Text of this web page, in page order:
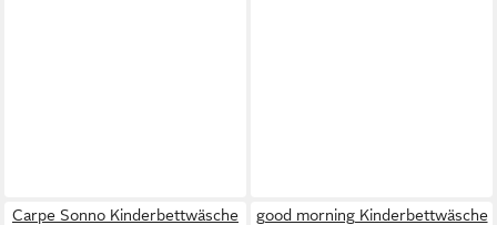
Carpe Sonno Kinderbettwäsche
good morning Kinderbettwäsche